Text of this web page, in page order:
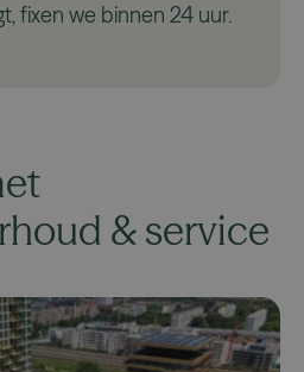
fixen we binnen 24 uur.
& service